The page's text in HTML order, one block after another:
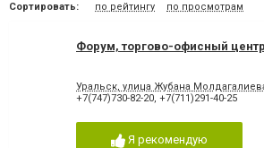
Сортировать: по рейтингу по просмотрам
Форум, торгово-офисный центр
Уральск, улица ​Жубана
+7(747)730-82-20, +7(711)291-40-25
Я рекомендую